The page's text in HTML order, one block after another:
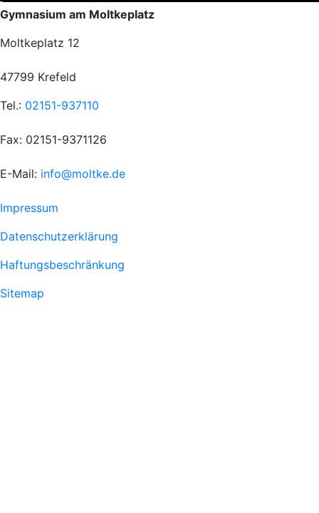
Gymnasium am Moltkeplatz
Moltkeplatz 12
47799 Krefeld
Tel.: 02151-937110
Fax: 02151-9371126
E-Mail: info@moltke.de
Menu
Fußzeile
1
Impressum
Datenschutzerklärung
Haftungsbeschränkung
Sitemap